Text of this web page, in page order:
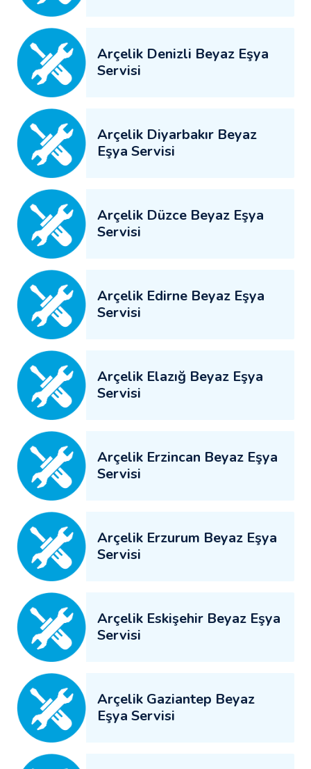
Arçelik Denizli Beyaz Eşya
Servisi
Arçelik Diyarbakır Beyaz
Eşya Servisi
Arçelik Düzce Beyaz Eşya
Servisi
Arçelik Edirne Beyaz Eşya
Servisi
Arçelik Elazığ Beyaz Eşya
Servisi
Arçelik Erzincan Beyaz Eşya
Servisi
Arçelik Erzurum Beyaz Eşya
Servisi
Arçelik Eskişehir Beyaz Eşya
Servisi
Arçelik Gaziantep Beyaz
Eşya Servisi